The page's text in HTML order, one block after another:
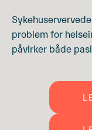
problem for
påvirker både